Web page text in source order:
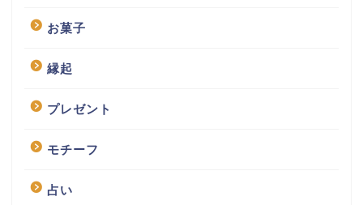
お菓子
縁起
プレゼント
モチーフ
占い